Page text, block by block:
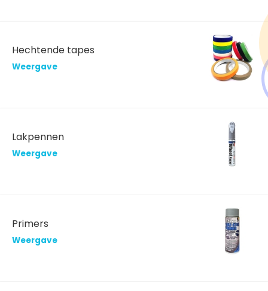
Hechtende tapes
Weergave
Lakpennen
Weergave
Primers
Weergave